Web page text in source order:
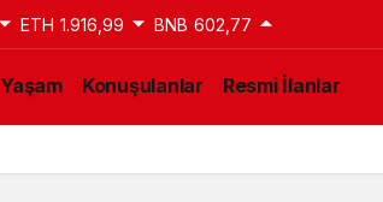
ETH 1.916,99 BNB 602,77
Yaşam Konuşulanlar Resmi İlanlar